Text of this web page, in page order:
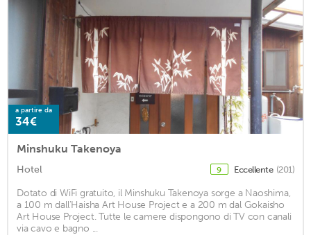
a partire da
34€
Minshuku Takenoya
Hotel 9 Eccellente (201)
Dotato di WiFi gratuito, il Minshuku Takenoya sorge a Naoshima,
a 100 m dall'Haisha Art House Project e a 200 m dal Gokaisho
Art House Project. Tutte le camere dispongono di TV con canali
via cavo e bagno ...